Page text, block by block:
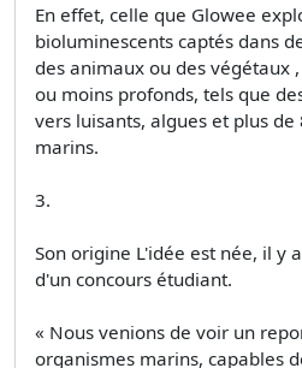
En effet, celle que Glowee
bioluminescents captés dans
des animaux ou des végétaux
ou moins profonds, tels que
vers luisants, algues et plus
marins.
3.
Son origine L'idée est née, il y
d'un concours étudiant.
« Nous venions de voir un
organismes marins, capables